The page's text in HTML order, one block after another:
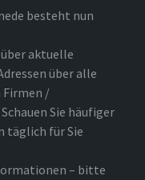
besteht nun
aktuelle
über alle
Firmen /
Sie häufiger
täglich für Sie
– bitte